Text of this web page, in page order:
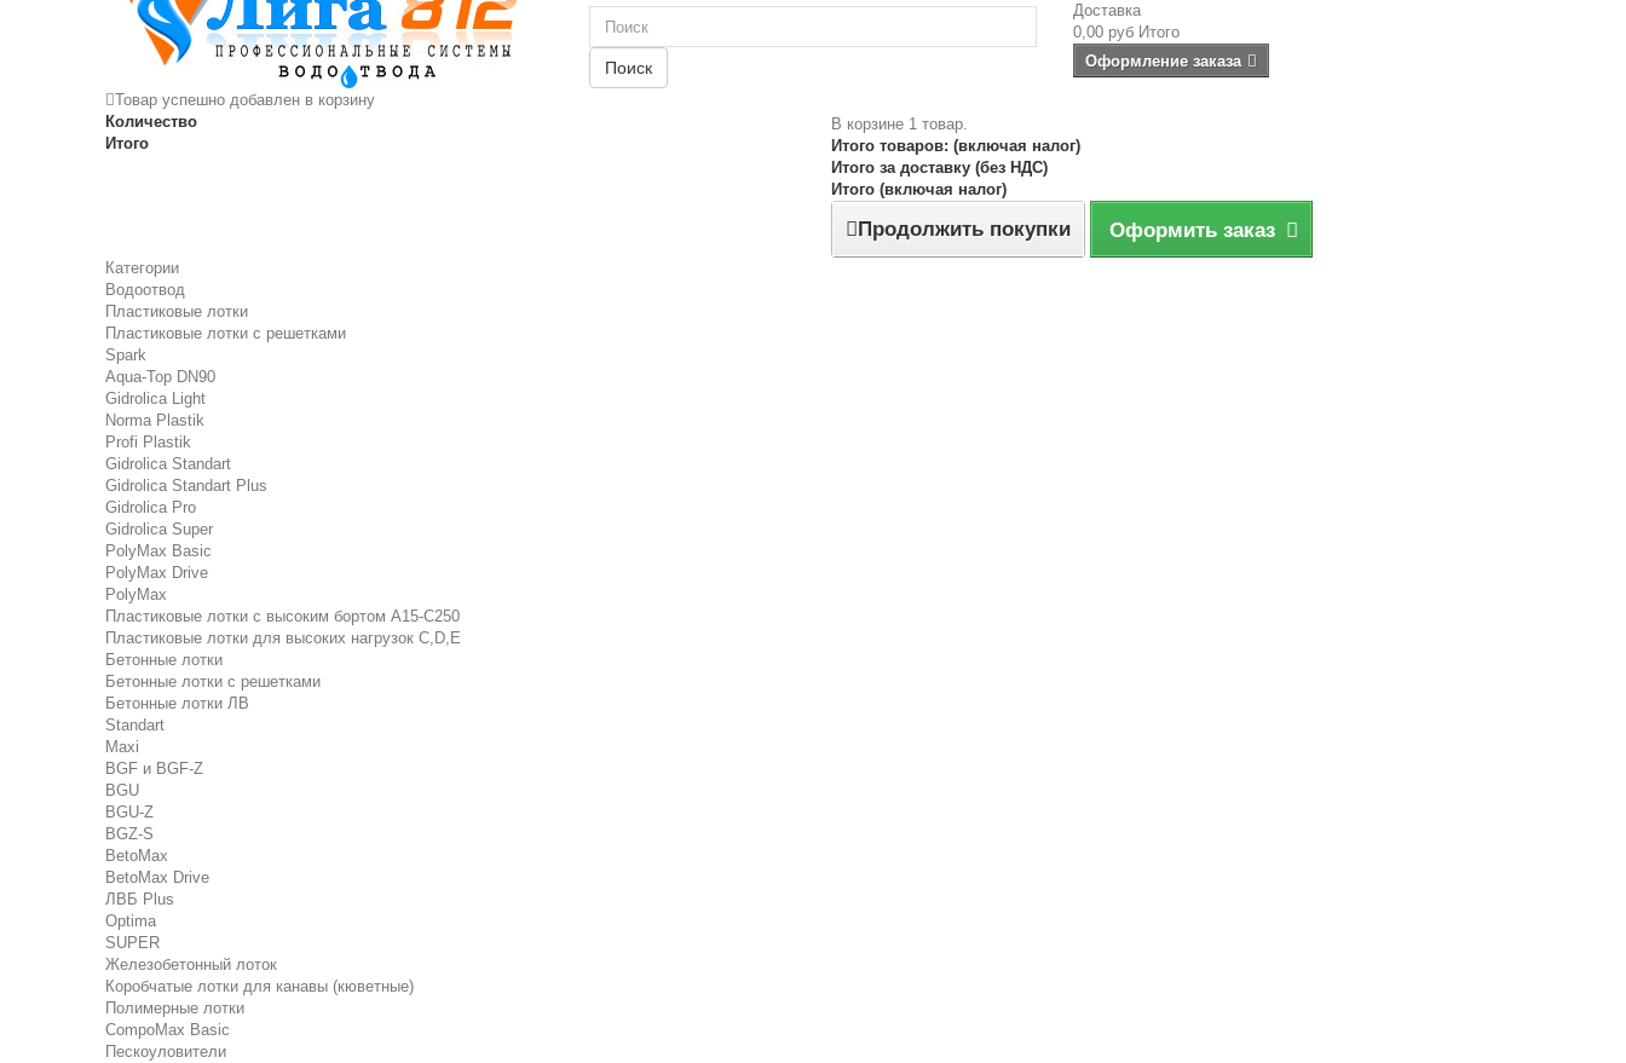
Поиск
Доставка
0,00 руб Итого
Оформление заказа
Товар успешно добавлен в корзину
Количество
Итого
В корзине 1 товар.
Итого товаров: (включая налог)
Итого за доставку (без НДС)
Итого (включая налог)
Продолжить покупки Оформить заказ
Категории
Водоотвод
Пластиковые лотки
Пластиковые лотки с решетками
Spark
Aqua-Top DN90
Gidrolica Light
Norma Plastik
Profi Plastik
Gidrolica Standart
Gidrolica Standart Plus
Gidrolica Pro
Gidrolica Super
PolyMax Basic
PolyMax Drive
PolyMax
Пластиковые лотки с высоким бортом А15-C250
Пластиковые лотки для высоких нагрузок C,D,E
Бетонные лотки
Бетонные лотки с решетками
Бетонные лотки ЛВ
Standart
Maxi
BGF и BGF-Z
BGU
BGU-Z
BGZ-S
BetoMax
BetoMax Drive
ЛВБ Plus
Optima
SUPER
Железобетонный лоток
Коробчатые лотки для канавы (кюветные)
Полимерные лотки
CompoMax Basic
Пескоуловители